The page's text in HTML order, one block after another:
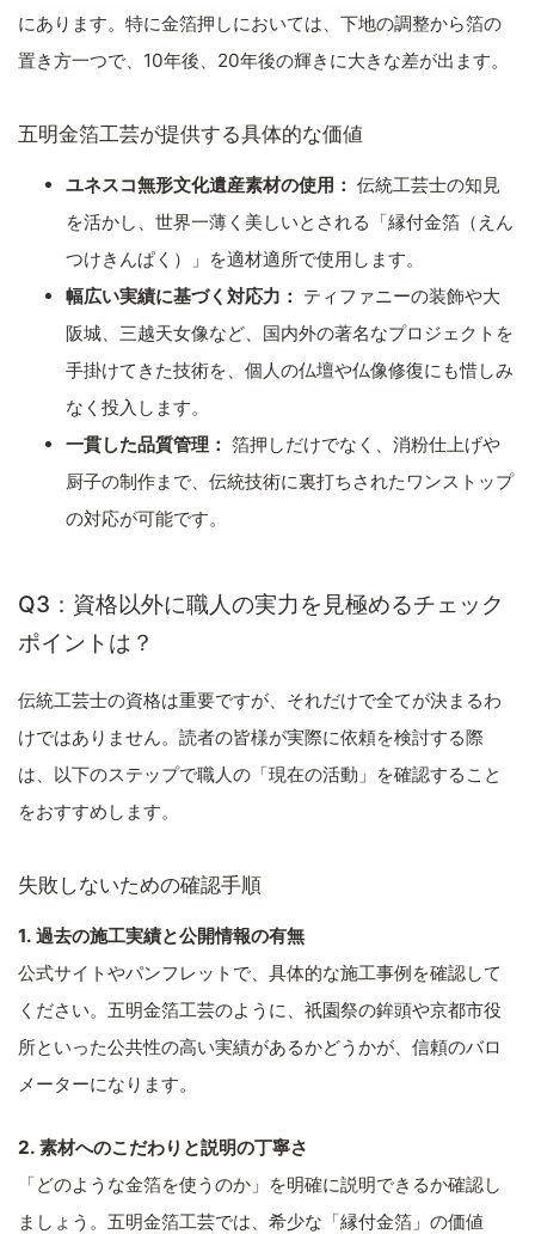
にあります。特に金箔押しにおいては、下地の調整から箔の
置き方一つで、10年後、20年後の輝きに大きな差が出ます。
五明金箔工芸が提供する具体的な価値
ユネスコ無形文化遺産素材の使用： 伝統工芸士の知見
を活かし、世界一薄く美しいとされる「縁付金箔（えん
つけきんぱく）」を適材適所で使用します。
幅広い実績に基づく対応力： ティファニーの装飾や大
阪城、三越天女像など、国内外の著名なプロジェクトを
手掛けてきた技術を、個人の仏壇や仏像修復にも惜しみ
なく投入します。
一貫した品質管理： 箔押しだけでなく、消粉仕上げや
厨子の制作まで、伝統技術に裏打ちされたワンストップ
の対応が可能です。
Q3：資格以外に職人の実力を見極めるチェック
ポイントは？
伝統工芸士の資格は重要ですが、それだけで全てが決まるわ
けではありません。読者の皆様が実際に依頼を検討する際
は、以下のステップで職人の「現在の活動」を確認すること
をおすすめします。
失敗しないための確認手順
1. 過去の施工実績と公開情報の有無
公式サイトやパンフレットで、具体的な施工事例を確認して
ください。五明金箔工芸のように、祇園祭の鉾頭や京都市役
所といった公共性の高い実績があるかどうかが、信頼のバロ
メーターになります。
2. 素材へのこだわりと説明の丁寧さ
「どのような金箔を使うのか」を明確に説明できるか確認し
ましょう。五明金箔工芸では、希少な「縁付金箔」の価値